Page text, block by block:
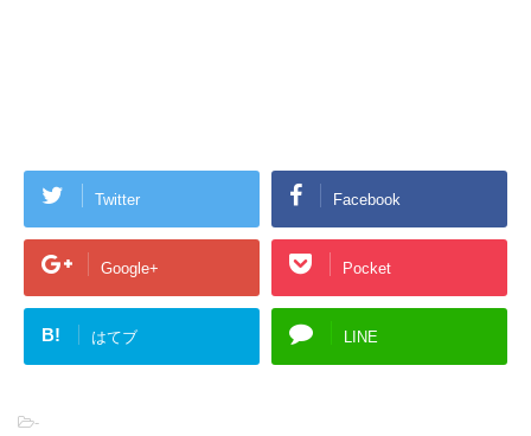
Twitter Facebook
Google+ Pocket
B! はてブ LINE
-